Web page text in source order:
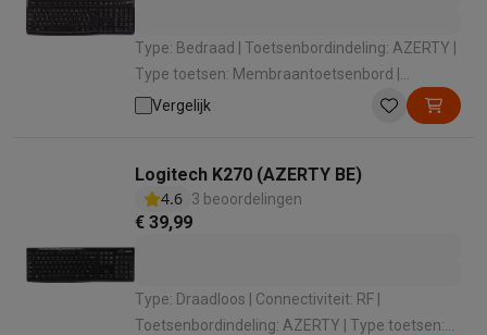
Type: Bedraad | Toetsenbordindeling: AZERTY |
Type toetsen: Membraantoetsenbord |
Numeriek: Met numeriek toetsenbord |
Vergelijk
Logitech K270 (AZERTY BE)
4.6 3 beoordelingen
€ 39,99
Type: Draadloos | Connectiviteit: RF |
Toetsenbordindeling: AZERTY | Type toetsen: